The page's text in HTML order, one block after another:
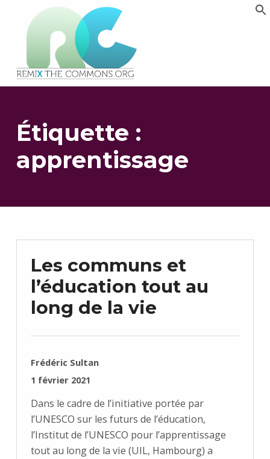
PLATEFORME MULTIMÉDIA OUVERTE ET COLLABORATIVE SUR LES COMMUNS
Étiquette :
apprentissage
Les communs et
l’éducation tout au
long de la vie
RÉDIGÉ PAR :
Frédéric Sultan
PUBLIÉ SUR :
1 février 2021
Dans le cadre de l’initiative portée par
l’UNESCO sur les futurs de l’éducation,
l’Institut de l’UNESCO pour l’apprentissage
tout au long de la vie (UIL, Hambourg) a